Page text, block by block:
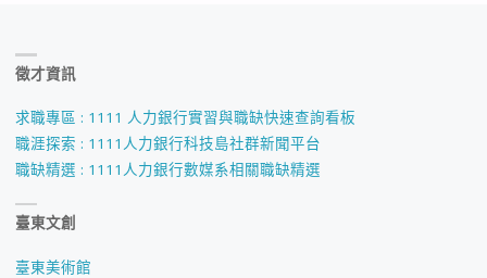
徵才資訊
求職專區 : 1111 人力銀行實習與職缺快速查詢看板
職涯探索 : 1111人力銀行科技島社群新聞平台
職缺精選 : 1111人力銀行數媒系相關職缺精選
臺東文創
臺東美術館